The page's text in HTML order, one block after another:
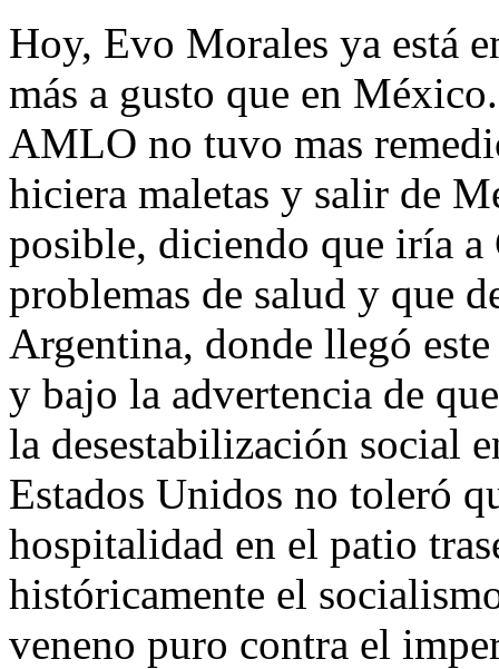
Hoy, Evo Morales ya está
más a gusto que en
AMLO no tuvo mas
hiciera maletas y salir de
posible, diciendo que iría a
problemas de salud y que
Argentina, donde llegó
y bajo la advertencia de
la desestabilización social
Estados Unidos no toleró
hospitalidad en el patio
históricamente el
veneno puro contra el